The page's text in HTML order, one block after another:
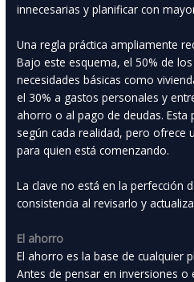
innecesarias y planificar con
Una regla práctica ampliamente
Bajo este esquema, el 50% de
necesidades básicas como
el 30% a gastos personales y
ahorro o al pago de deudas.
según cada realidad, pero ofrece
para quien está comenzando.
La clave no está en la perfección
consistencia al revisarlo y
El ahorro
El ahorro es la base de cualquier
Antes de pensar en inversiones